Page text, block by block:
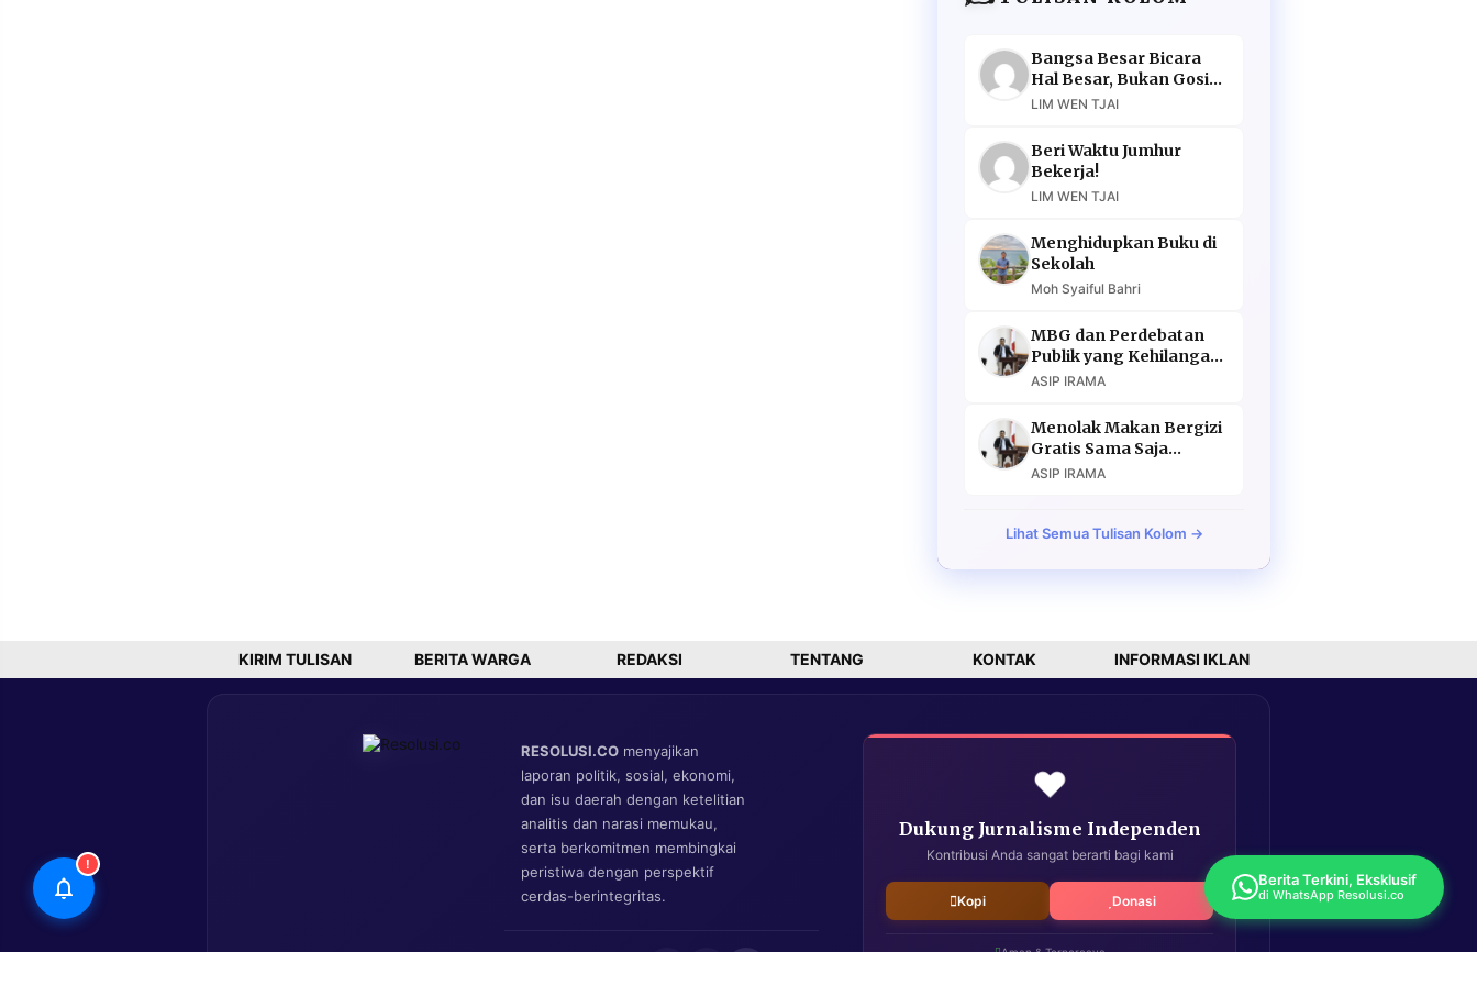
Bangsa Besar Bicara
Hal Besar, Bukan Gosip
Murahan
LIM WEN TJAI
Beri Waktu Jumhur
Bekerja!
LIM WEN TJAI
Menghidupkan Buku di
Sekolah
Moh Syaiful Bahri
MBG dan Perdebatan
Publik yang Kehilangan
Argumen
ASIP IRAMA
Menolak Makan Bergizi
Gratis Sama Saja
Menolak Masa Depan
ASIP IRAMA
Lihat Semua Tulisan Kolom →
KIRIM TULISAN BERITA WARGA REDAKSI TENTANG KONTAK INFORMASI IKLAN
RESOLUSI.CO menyajikan
laporan politik, sosial, ekonomi,
dan isu daerah dengan ketelitian
analitis dan narasi memukau,
serta berkomitmen membingkai
peristiwa dengan perspektif
cerdas-berintegritas.
❤️
Dukung Jurnalisme Independen
Kontribusi Anda sangat berarti bagi kami
Kopi Donasi
Aman & Terpercaya
!
Berita Terkini, Eksklusif
di WhatsApp Resolusi.co